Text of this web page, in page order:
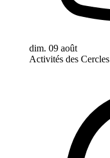
dim. 09 août
Activités des Cercles